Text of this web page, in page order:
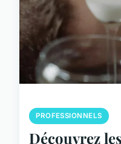
PROFESSIONNELS
Découvrez